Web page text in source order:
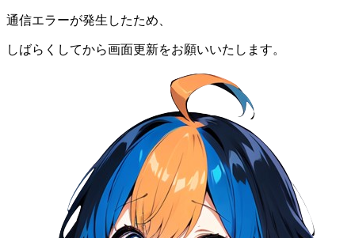
通信エラーが発生したため、
しばらくしてから画面更新をお願いいたします。